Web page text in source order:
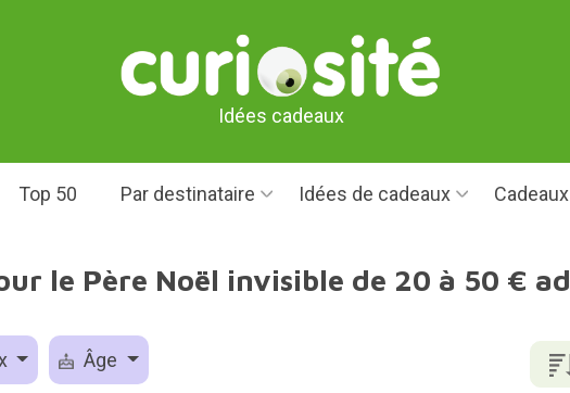
Idées cadeaux
Top 50 Par destinataire Idées de cadeaux
le Père Noël invisible de 20 à 50 €
Âge